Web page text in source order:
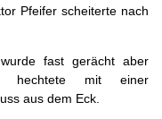
Pfeifer scheiterte nach
fast gerächt aber
hechtete mit einer
aus dem Eck.